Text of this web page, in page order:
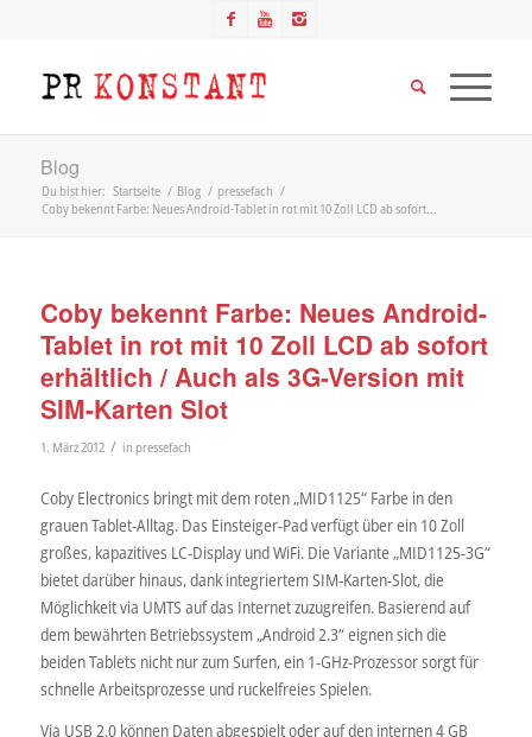
Blog
Du bist hier: Startseite / Blog / pressefach /
Coby bekennt Farbe: Neues Android-Tablet in rot mit 10 Zoll LCD ab sofort...
Coby bekennt Farbe: Neues Android-
Tablet in rot mit 10 Zoll LCD ab sofort
erhältlich / Auch als 3G-Version mit
SIM-Karten Slot
1. März 2012 / in pressefach
Coby Electronics bringt mit dem roten „MID1125“ Farbe in den
grauen Tablet-Alltag. Das Einsteiger-Pad verfügt über ein 10 Zoll
großes, kapazitives LC-Display und WiFi. Die Variante „MID1125-3G“
bietet darüber hinaus, dank integriertem SIM-Karten-Slot, die
Möglichkeit via UMTS auf das Internet zuzugreifen. Basierend auf
dem bewährten Betriebssystem „Android 2.3“ eignen sich die
beiden Tablets nicht nur zum Surfen, ein 1-GHz-Prozessor sorgt für
schnelle Arbeitsprozesse und ruckelfreies Spielen.
Via USB 2.0 können Daten abgespielt oder auf den internen 4 GB